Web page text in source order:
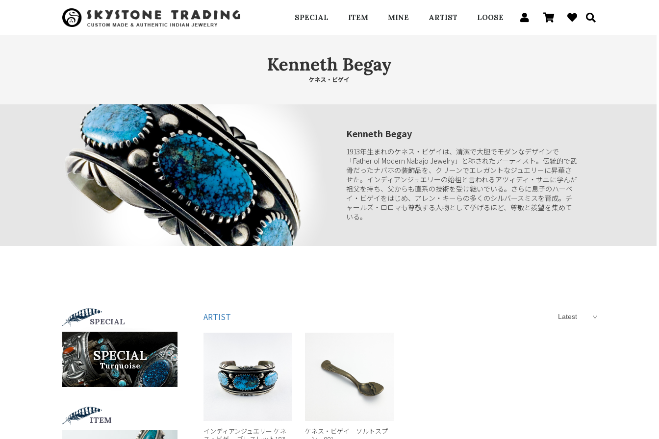
SPECIAL ITEM MINE ARTIST LOOSE
Kenneth Begay
1913年生まれのケネス・ビゲイは、清潔で大胆でモダンなデザインで
「Father of Modern Nabajo Jewelry」と称されたアーティスト。伝統的で武
骨だったナバホの装飾品を、クリーンでエレガントなジュエリーに昇華さ
せた。インディアンジュエリーの始祖と言われるアツィディ・サニに学んだ
祖父を持ち、父からも直系の技術を受け継いでいる。さらに息子のハーベ
イ・ビゲイをはじめ、アレン・キーらの多くのシルバースミスを育成。チ
ャールズ・ロロマも尊敬する人物として挙げるほど、尊敬と羨望を集めて
いる。
SPECIAL
SPECIAL
Turquoise
ITEM
ARTIST
インディアンジュエリー ケネ
ケネス・ビゲイ ソルトスプ